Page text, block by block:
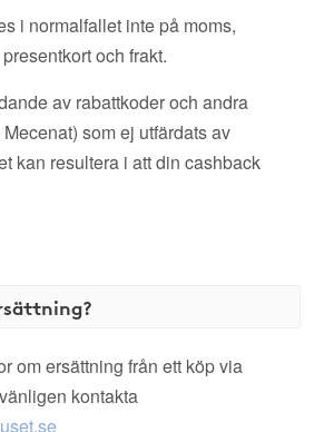
i normalfallet inte på moms,
och frakt.
av rabattkoder och andra
som ej utfärdats av
kan resultera i att din cashback
om ersättning från ett köp via
kontakta